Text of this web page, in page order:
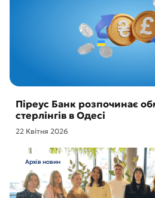
Піреус Банк розпочинає
стерлінгів в Одесі
22 Квітня 2026
Архів новин